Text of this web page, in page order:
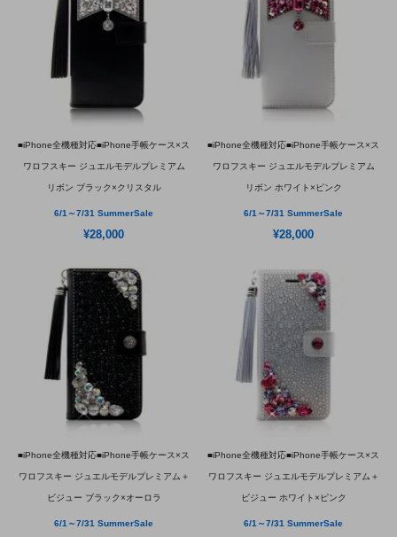
■iPhone全機種対応■iPhone手帳ケース×ス
ワロフスキー ジュエルモデルプレミアム
リボン ブラック×クリスタル
6/1～7/31 SummerSale
¥28,000
■iPhone全機種対応■iPhone手帳ケース×ス
ワロフスキー ジュエルモデルプレミアム
リボン ホワイト×ピンク
6/1～7/31 SummerSale
¥28,000
■iPhone全機種対応■iPhone手帳ケース×ス
ワロフスキー ジュエルモデルプレミアム＋
ビジュー ブラック×オーロラ
6/1～7/31 SummerSale
■iPhone全機種対応■iPhone手帳ケース×ス
ワロフスキー ジュエルモデルプレミアム＋
ビジュー ホワイト×ピンク
6/1～7/31 SummerSale